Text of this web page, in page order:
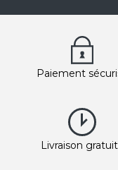
Paiement
Livraison